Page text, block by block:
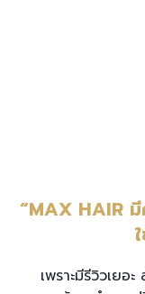
“MAX HAIR มี
เพราะมีรีวิวเยอ